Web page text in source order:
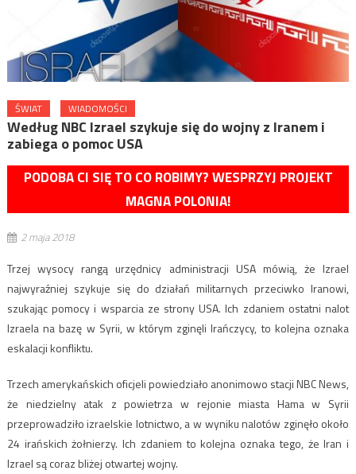
ŚWIAT WIADOMOŚCI
Według NBC Izrael szykuje się do wojny z Iranem i
zabiega o pomoc USA
PODOBA CI SIĘ TO CO ROBIMY? WESPRZYJ PROJEKT
MAGNA POLONIA!
2 maja 2018
Trzej wysocy rangą urzędnicy administracji USA mówią, że Izrael
najwyraźniej szykuje się do działań militarnych przeciwko Iranowi,
szukając pomocy i wsparcia ze strony USA. Ich zdaniem ostatni nalot
Izraela na bazę w Syrii, w którym zginęli Irańczycy, to kolejna oznaka
eskalacji konfliktu.
Trzech amerykańskich oficjeli powiedziało anonimowo stacji NBC News,
że niedzielny atak z powietrza w rejonie miasta Hama w Syrii
przeprowadziło izraelskie lotnictwo, a w wyniku nalotów zginęło około
24 irańskich żołnierzy. Ich zdaniem to kolejna oznaka tego, że Iran i
Izrael są coraz bliżej otwartej wojny.